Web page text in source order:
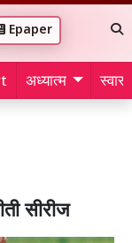
Epaper
अध्यात्म
सीरीज